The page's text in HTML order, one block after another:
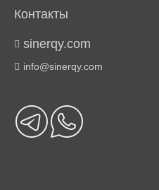
Контакты
sinerqy.com
info@sinerqy.com